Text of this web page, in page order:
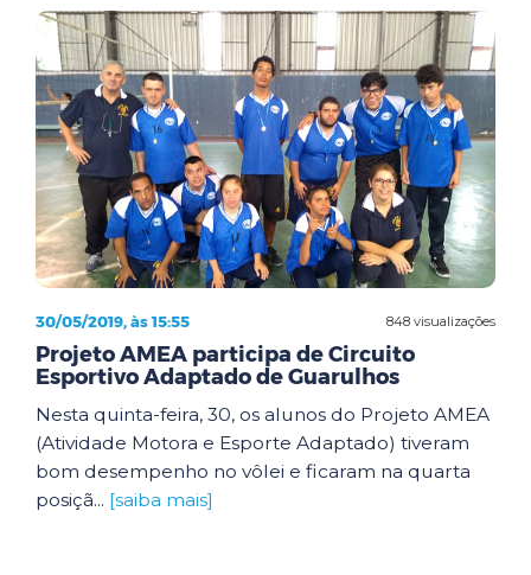
848 visualizações
30/05/2019, às 15:55
Projeto AMEA participa de Circuito
Esportivo Adaptado de Guarulhos
Nesta quinta-feira, 30, os alunos do Projeto AMEA
(Atividade Motora e Esporte Adaptado) tiveram
bom desempenho no vôlei e ficaram na quarta
posiçã... [saiba mais]